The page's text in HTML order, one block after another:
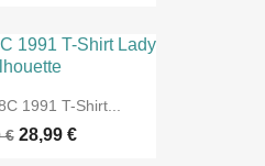
1991 T-Shirt...
€ 28,99 €